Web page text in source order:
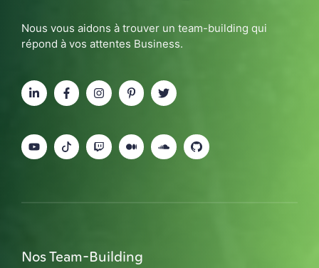
Nous vous aidons à trouver un team-building qui
répond à vos attentes Business.
Nos Team-Building